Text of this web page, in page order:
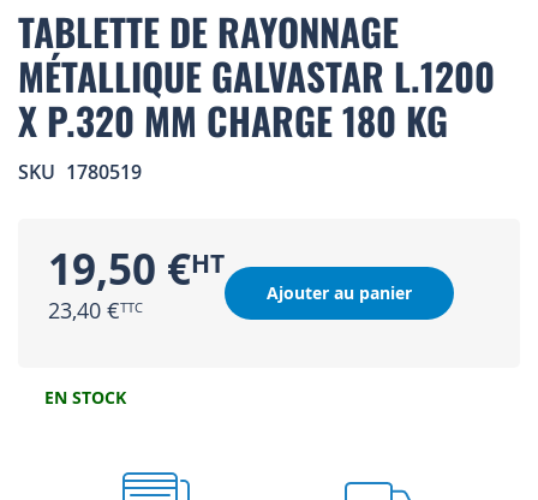
to
the
beginning
of
the
images
TABLETTE DE RAYONNAGE
MÉTALLIQUE GALVASTAR L.1200
X P.320 MM CHARGE 180 KG
SKU 1780519
19,50 €
23,40 €
Ajouter au panier
EN STOCK